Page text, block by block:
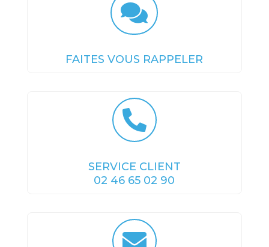

FAITES VOUS RAPPELER

SERVICE CLIENT
02 46 65 02 90
